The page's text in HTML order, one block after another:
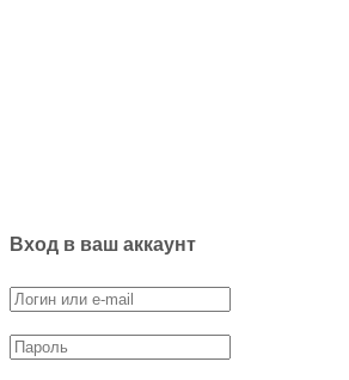
Вход в ваш аккаунт